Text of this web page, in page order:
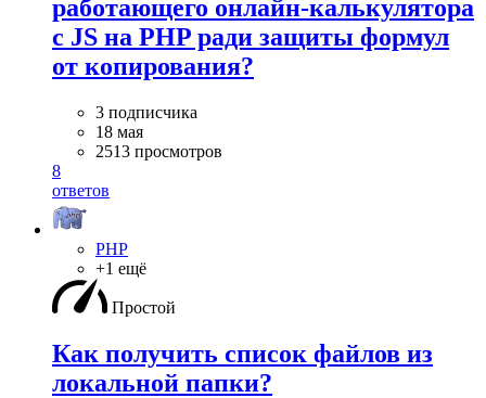
работающего онлайн-калькулятора
с JS на PHP ради защиты формул
от копирования?
3 подписчика
18 мая
2513 просмотров
8
ответов
PHP
+1 ещё
Простой
Как получить список файлов из
локальной папки?